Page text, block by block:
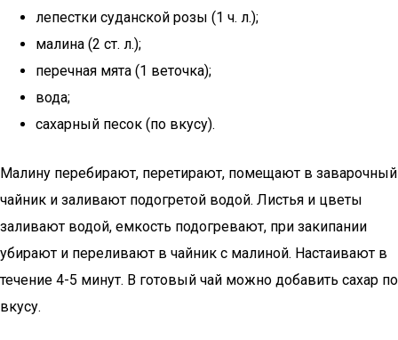
лепестки суданской розы (1 ч. л.);
малина (2 ст. л.);
перечная мята (1 веточка);
вода;
сахарный песок (по вкусу).
Малину перебирают, перетирают, помещают в заварочный
чайник и заливают подогретой водой. Листья и цветы
заливают водой, емкость подогревают, при закипании
убирают и переливают в чайник с малиной. Настаивают в
течение 4-5 минут. В готовый чай можно добавить сахар по
вкусу.